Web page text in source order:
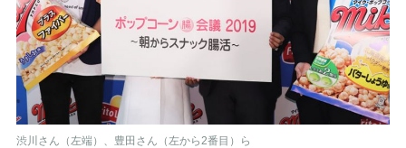
渋川さん（左端）、豊田さん（左から2番目）ら